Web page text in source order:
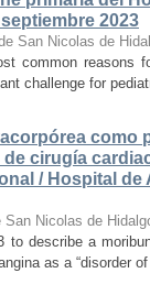
2023
San Nicolas de
common reasons
challenge for
como
cirugía
/ Hospital de
San Nicolas de
to describe a
as a “disorder